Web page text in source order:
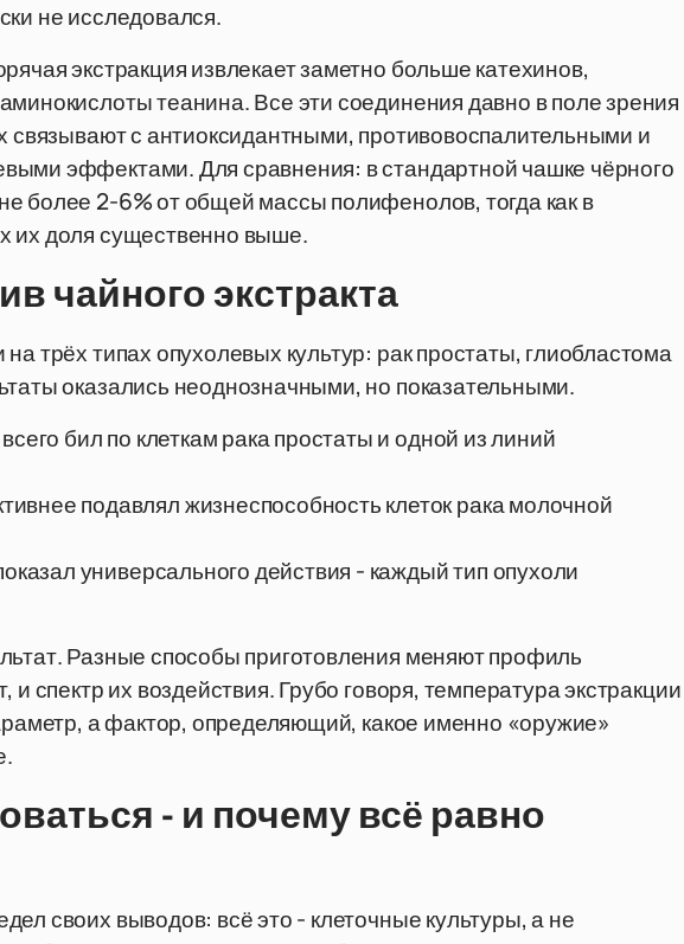
не исследовался.
экстракция извлекает заметно больше катехинов,
теанина. Все эти соединения давно в поле зрения
связывают с антиоксидантными, противовоспалительными и
эффектами. Для сравнения: в стандартной чашке чёрного
более 2-6% от общей массы полифенолов, тогда как в
их доля существенно выше.
чайного экстракта
трёх типах опухолевых культур: рак простаты, глиобластома
оказались неоднозначными, но показательными.
бил по клеткам рака простаты и одной из линий
подавлял жизнеспособность клеток рака молочной
универсального действия - каждый тип опухоли
Разные способы приготовления меняют профиль
спектр их воздействия. Грубо говоря, температура экстракции
а фактор, определяющий, какое именно «оружие»
- и почему всё равно
своих выводов: всё это - клеточные культуры, а не